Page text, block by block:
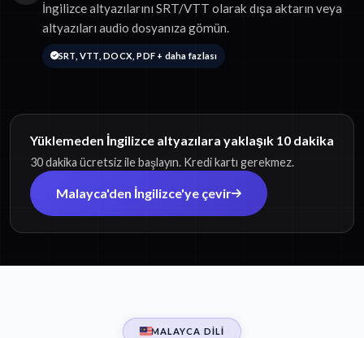
İngilizce altyazılarını SRT/VTT olarak dışa aktarın veya
altyazıları audio dosyanıza gömün.
SRT, VTT, DOCX, PDF + daha fazlası
Yüklemeden İngilizce altyazılara yaklaşık 10 dakika
30 dakika ücretsiz ile başlayın. Kredi kartı gerekmez.
Malayca'den İngilizce'ye çevir
MALAYCA DILI